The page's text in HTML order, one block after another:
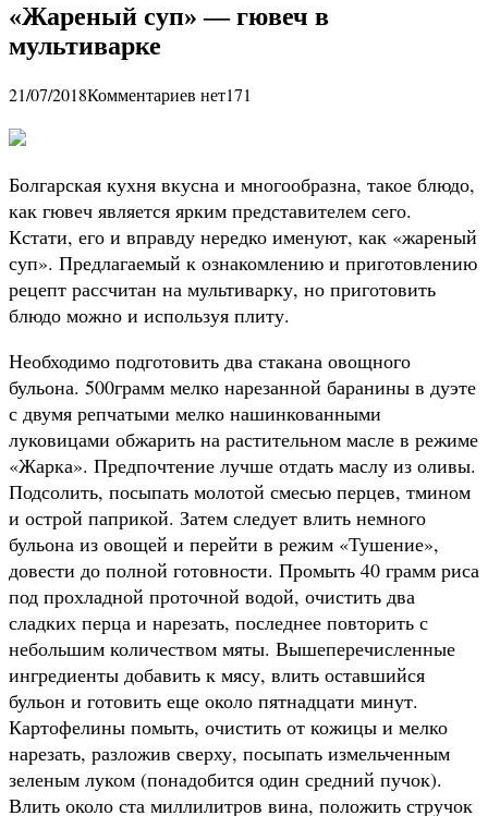
«Жареный суп» — гювеч в
мультиварке
21/07/2018Комментариев нет171
Болгарская кухня вкусна и многообразна, такое блюдо,
как гювеч является ярким представителем сего.
Кстати, его и вправду нередко именуют, как «жареный
суп». Предлагаемый к ознакомлению и приготовлению
рецепт рассчитан на мультиварку, но приготовить
блюдо можно и используя плиту.
Необходимо подготовить два стакана овощного
бульона. 500грамм мелко нарезанной баранины в дуэте
с двумя репчатыми мелко нашинкованными
луковицами обжарить на растительном масле в режиме
«Жарка». Предпочтение лучше отдать маслу из оливы.
Подсолить, посыпать молотой смесью перцев, тмином
и острой паприкой. Затем следует влить немного
бульона из овощей и перейти в режим «Тушение»,
довести до полной готовности. Промыть 40 грамм риса
под прохладной проточной водой, очистить два
сладких перца и нарезать, последнее повторить с
небольшим количеством мяты. Вышеперечисленные
ингредиенты добавить к мясу, влить оставшийся
бульон и готовить еще около пятнадцати минут.
Картофелины помыть, очистить от кожицы и мелко
нарезать, разложив сверху, посыпать измельченным
зеленым луком (понадобится один средний пучок).
Влить около ста миллилитров вина, положить стручок